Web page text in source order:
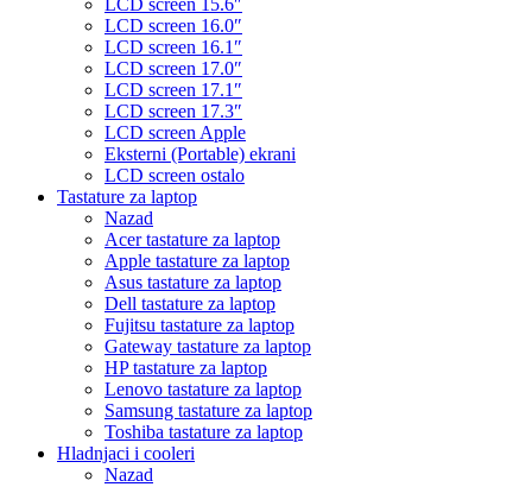
LCD screen 15.6″
LCD screen 16.0″
LCD screen 16.1″
LCD screen 17.0″
LCD screen 17.1″
LCD screen 17.3″
LCD screen Apple
Eksterni (Portable) ekrani
LCD screen ostalo
Tastature za laptop
Nazad
Acer tastature za laptop
Apple tastature za laptop
Asus tastature za laptop
Dell tastature za laptop
Fujitsu tastature za laptop
Gateway tastature za laptop
HP tastature za laptop
Lenovo tastature za laptop
Samsung tastature za laptop
Toshiba tastature za laptop
Hladnjaci i cooleri
Nazad